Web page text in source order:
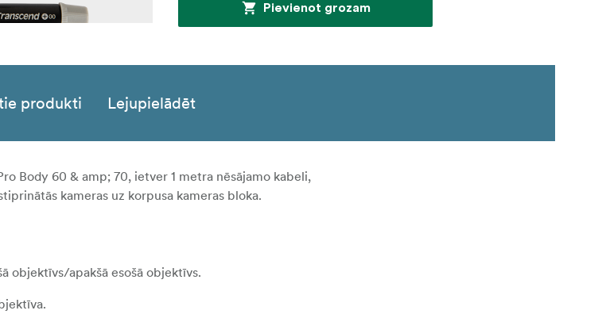
Pievienot grozam
produkti Lejupielādēt
Body 60 & amp; 70, ietver 1 metra nēsājamo kabeli,
kameras uz korpusa kameras bloka.
objektīvs/apakšā esošā objektīvs.